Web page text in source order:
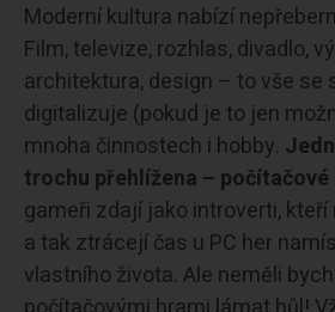
Moderní kultura nabízí
Film, televize, rozhlas, divadlo,
architektura, design – to vše se
digitalizuje (pokud je to jen
mnoha činnostech i hobby.
trochu přehlížena – počítačové
gameři zdají jako introverti, kteří
a tak ztrácejí čas u PC her
vlastního života. Ale neměli